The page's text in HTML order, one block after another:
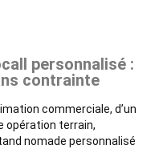
personnalisé :
contrainte
commerciale, d’un
opération terrain,
nomade personnalisé